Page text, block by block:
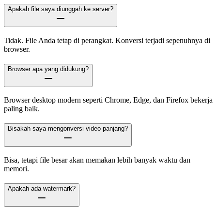
Apakah file saya diunggah ke server?
Tidak. File Anda tetap di perangkat. Konversi terjadi sepenuhnya di
browser.
Browser apa yang didukung?
Browser desktop modern seperti Chrome, Edge, dan Firefox bekerja
paling baik.
Bisakah saya mengonversi video panjang?
Bisa, tetapi file besar akan memakan lebih banyak waktu dan
memori.
Apakah ada watermark?